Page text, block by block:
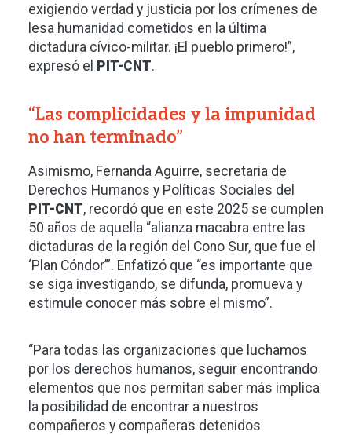
exigiendo verdad y justicia por los crímenes de
lesa humanidad cometidos en la última
dictadura cívico-militar. ¡El pueblo primero!”,
expresó el
PIT-CNT.
“Las complicidades y la impunidad
no han terminado”
Asimismo, Fernanda Aguirre, secretaria de
Derechos Humanos y Políticas Sociales del
PIT-CNT, recordó que en este 2025 se cumplen
50 años de aquella “alianza macabra entre las
dictaduras de la región del Cono Sur, que fue el
‘Plan Cóndor’”. Enfatizó que “es importante que
se siga investigando, se difunda, promueva y
estimule conocer más sobre el mismo”.
“Para todas las organizaciones que luchamos
por los derechos humanos, seguir encontrando
elementos que nos permitan saber más implica
la posibilidad de encontrar a nuestros
compañeros y compañeras detenidos